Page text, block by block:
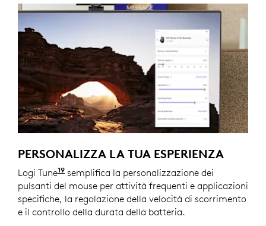
PERSONALIZZA LA TUA ESPERIENZA
Logi Tune19 Disponibile per Windows e macOS su
semplifica la personalizzazione dei
pulsanti del mouse per attività frequenti e applicazioni
specifiche, la regolazione della velocità di scorrimento
e il controllo della durata della batteria.